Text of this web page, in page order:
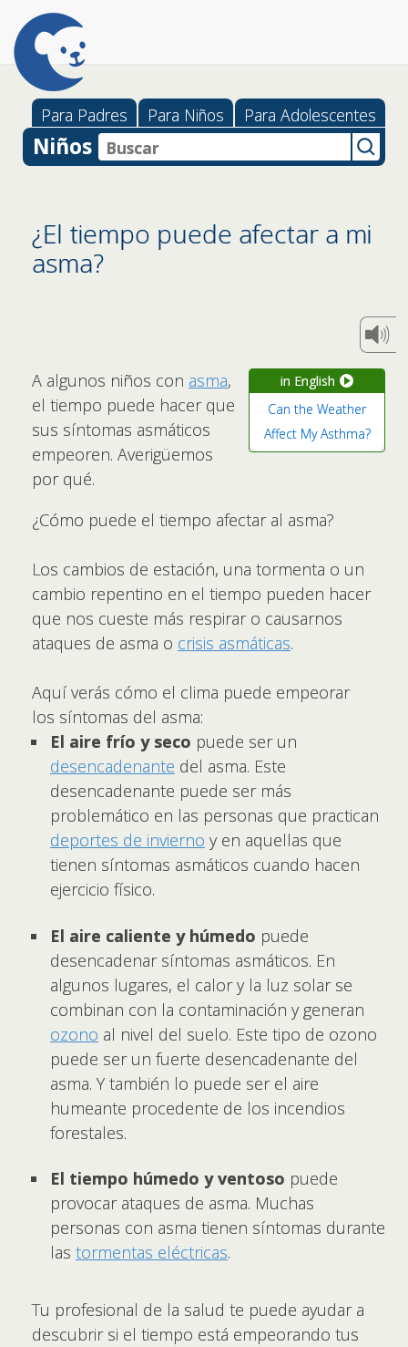
Para Padres Para Niños Para Adolescentes
Niños
¿El tiempo puede afectar a mi
asma?
in English
Can the Weather
Affect My Asthma?
A algunos niños con asma,
el tiempo puede hacer que
sus síntomas asmáticos
empeoren. Averigüemos
por qué.
¿Cómo puede el tiempo afectar al asma?
Los cambios de estación, una tormenta o un
cambio repentino en el tiempo pueden hacer
que nos cueste más respirar o causarnos
ataques de asma o crisis asmáticas.
Aquí verás cómo el clima puede empeorar
los síntomas del asma:
El aire frío y seco puede ser un
desencadenante del asma. Este
desencadenante puede ser más
problemático en las personas que practican
deportes de invierno y en aquellas que
tienen síntomas asmáticos cuando hacen
ejercicio físico.
El aire caliente y húmedo puede
desencadenar síntomas asmáticos. En
algunos lugares, el calor y la luz solar se
combinan con la contaminación y generan
ozono al nivel del suelo. Este tipo de ozono
puede ser un fuerte desencadenante del
asma. Y también lo puede ser el aire
humeante procedente de los incendios
forestales.
El tiempo húmedo y ventoso puede
provocar ataques de asma. Muchas
personas con asma tienen síntomas durante
las tormentas eléctricas.
Tu profesional de la salud te puede ayudar a
descubrir si el tiempo está empeorando tus